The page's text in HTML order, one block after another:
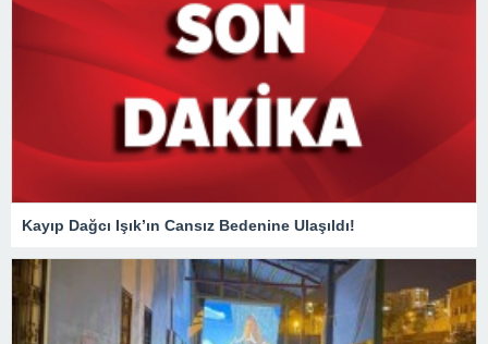
Kayıp Dağcı Işık’ın Cansız Bedenine Ulaşıldı!